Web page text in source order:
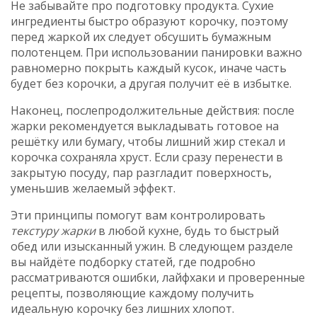
Не забывайте про подготовку продукта. Сухие
ингредиенты быстро образуют корочку, поэтому
перед жаркой их следует обсушить бумажным
полотенцем. При использовании панировки важно
равномерно покрыть каждый кусок, иначе часть
будет без корочки, а другая получит её в избытке.
Наконец, послепродолжительные действия: после
жарки рекомендуется выкладывать готовое на
решётку или бумагу, чтобы лишний жир стекал и
корочка сохраняла хруст. Если сразу перенести в
закрытую посуду, пар разгладит поверхность,
уменьшив желаемый эффект.
Эти принципы помогут вам контролировать
текстуру жаркив любой кухне, будь то быстрый
обед или изысканный ужин. В следующем разделе
вы найдёте подборку статей, где подробно
рассматриваются ошибки, лайфхаки и проверенные
рецепты, позволяющие каждому получить
идеальную корочку без лишних хлопот.